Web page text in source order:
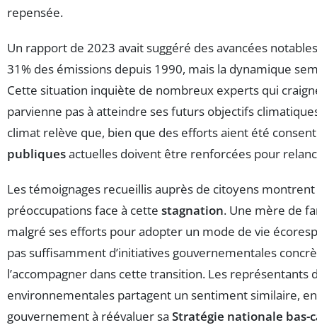
repensée.
Un rapport de 2023 avait suggéré des avancées
31% des émissions depuis 1990, mais la dynamique
Cette situation inquiète de nombreux experts qui
parvienne pas à atteindre ses futurs objectifs
climat relève que, bien que des efforts aient été
publiquesactuelles doivent être renforcées pour
Les témoignages recueillis auprès de citoyens
préoccupations face à cette stagnation. Une mère de
malgré ses efforts pour adopter un mode de vie
pas suffisamment d’initiatives gouvernementales
l’accompagner dans cette transition. Les représentants
environnementales partagent un sentiment similaire,
gouvernement à réévaluer sa Stratégie nationale bas-